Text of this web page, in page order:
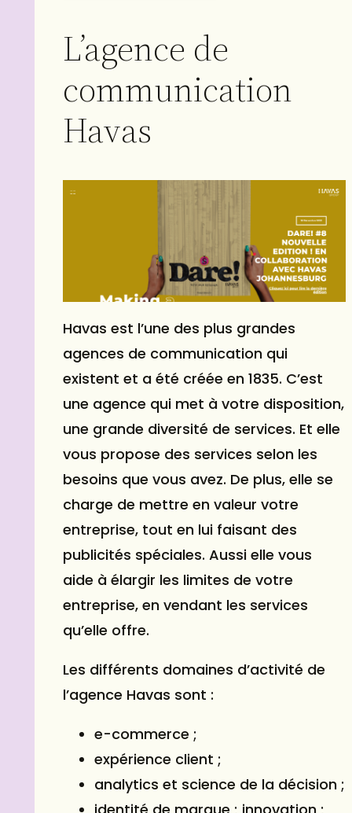
L’agence de
communication
Havas
Havas est l’une des plus grandes
agences de communication qui
existent et a été créée en 1835. C’est
une agence qui met à votre disposition,
une grande diversité de services. Et elle
vous propose des services selon les
besoins que vous avez. De plus, elle se
charge de mettre en valeur votre
entreprise, tout en lui faisant des
publicités spéciales. Aussi elle vous
aide à élargir les limites de votre
entreprise, en vendant les services
qu’elle offre.
Les différents domaines d’activité de
l’agence Havas sont :
e-commerce ;
expérience client ;
analytics et science de la décision ;